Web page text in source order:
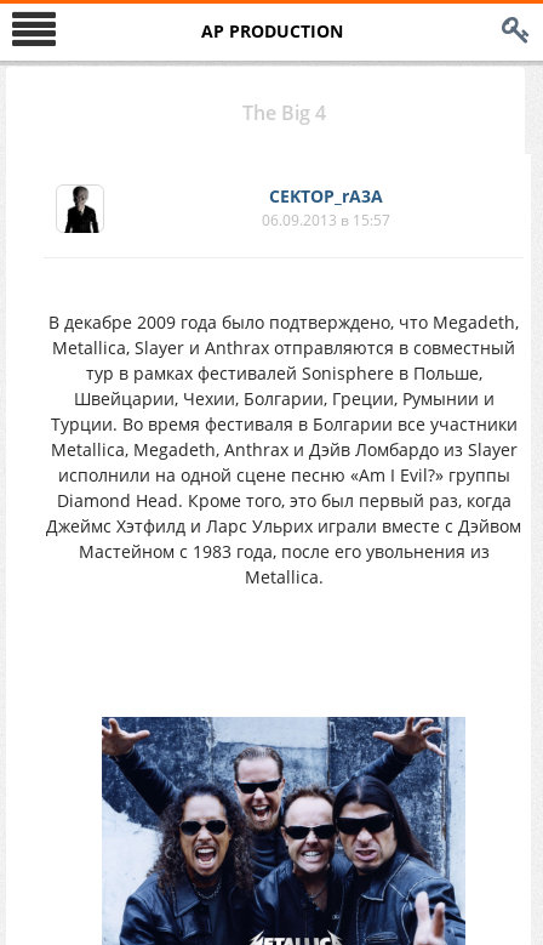
AP PRODUCTION
The Big 4
CEKTOP_rA3A
06.09.2013 в 15:57
В декабре 2009 года было подтверждено, что Megadeth,
Metallica, Slayer и Anthrax отправляются в совместный
тур в рамках фестивалей Sonisphere в Польше,
Швейцарии, Чехии, Болгарии, Греции, Румынии и
Турции. Во время фестиваля в Болгарии все участники
Metallica, Megadeth, Anthrax и Дэйв Ломбардо из Slayer
исполнили на одной сцене песню «Am I Evil?» группы
Diamond Head. Кроме того, это был первый раз, когда
Джеймс Хэтфилд и Ларс Ульрих играли вместе с Дэйвом
Мастейном с 1983 года, после его увольнения из
Metallica.